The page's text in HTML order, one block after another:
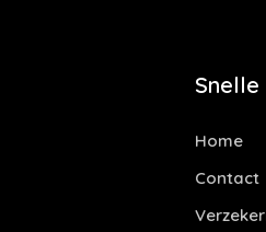
Snelle
Home
Contact